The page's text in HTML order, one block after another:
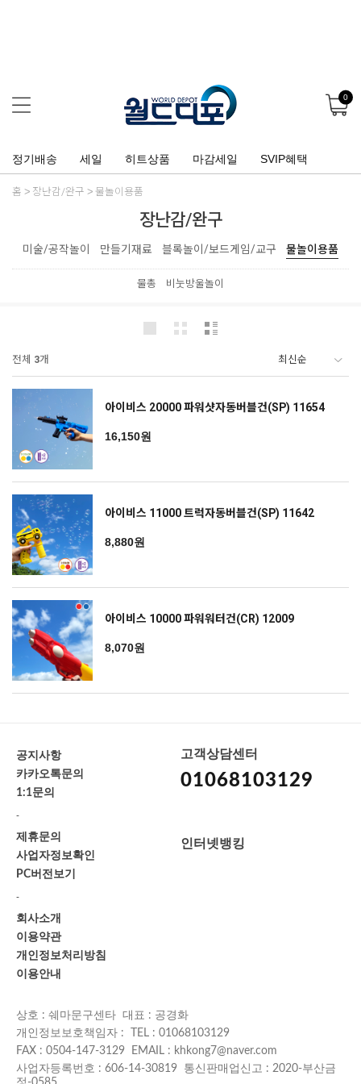
0
정기배송 세일 히트상품 마감세일 SVIP혜택
홈 장난감/완구 물놀이용품
장난감/완구
미술/공작놀이 만들기재료 블록놀이/보드게임/교구 물놀이용품
물총 비눗방울놀이
전체 3개
아이비스 20000 파워샷자동버블건(SP) 11654
16,150원
아이비스 11000 트럭자동버블건(SP) 11642
8,880원
아이비스 10000 파워워터건(CR) 12009
8,070원
공지사항
카카오톡문의
1:1문의
-
제휴문의
사업자정보확인
PC버전보기
-
회사소개
이용약관
개인정보처리방침
이용안내
고객상담센터
01068103129
인터넷뱅킹
상호 : 쉐마문구센타 대표 : 공경화
개인정보보호책임자 : TEL : 01068103129
FAX : 0504-147-3129 EMAIL : khkong7@naver.com
사업자등록번호 : 606-14-30819 통신판매업신고 : 2020-부산금